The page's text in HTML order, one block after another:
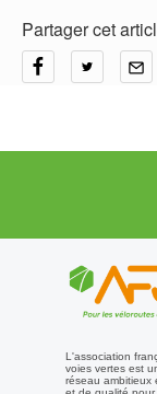
Partager cet
L'association
voies vertes est
réseau ambitieux